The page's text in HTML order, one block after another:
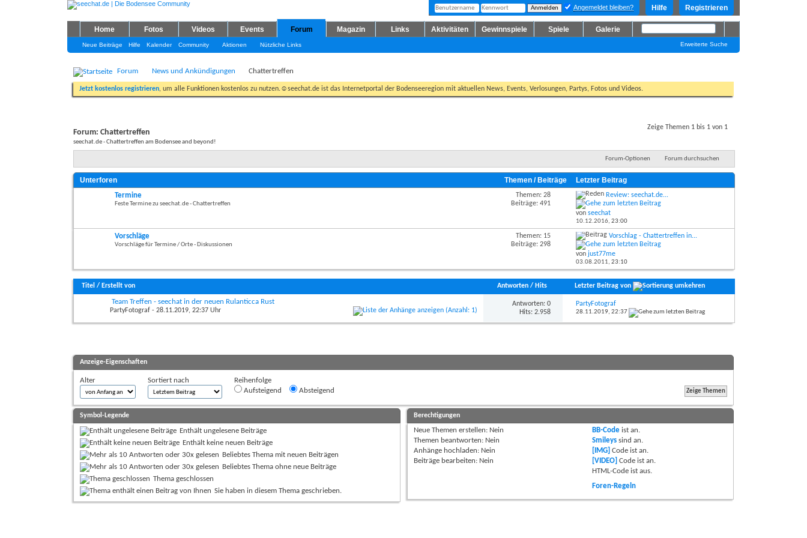
Registrieren
Hilfe
Angemeldet bleiben?
Home Fotos Videos Events Forum
Neue Beiträge Hilfe Kalender Community Aktionen Nützliche Links
Magazin Links Aktivitäten Gewinnspiele Spiele Galerie
Erweiterte Suche
Forum News und Ankündigungen Chattertreffen
Jetzt kostenlos registrieren, um alle Funktionen kostenlos zu nutzen.☺seechat.de ist das Internetportal der Bodenseeregion mit aktuellen News, Events, Verlosungen, Partys, Fotos und Videos.
Zeige Themen 1 bis 1 von 1
Forum: Chattertreffen
seechat.de - Chattertreffen am Bodensee and beyond!
Forum-Optionen Forum durchsuchen
Unterforen Themen / Beiträge Letzter Beitrag
Termine
Feste Termine zu seechat.de - Chattertreffen
Themen: 28
Beiträge: 491
Review: seechat.de...
von seechat
10.12.2016, 23:00
Vorschläge
Vorschläge für Termine / Orte - Diskussionen
Themen: 15
Beiträge: 298
Vorschlag - Chattertreffen in...
von just77me
03.08.2011, 23:10
Titel / Erstellt von Antworten / Hits Letzter Beitrag von
Team Treffen - seechat in der neuen Rulanticca Rust
PartyFotograf - 28.11.2019, 22:37 Uhr
Antworten: 0
Hits: 2.958
PartyFotograf
28.11.2019, 22:37
Anzeige-Eigenschaften
Alter Sortiert nach
Reihenfolge
Aufsteigend
Absteigend
Symbol-Legende
Enthält ungelesene Beiträge
Enthält keine neuen Beiträge
Beliebtes Thema mit neuen Beiträgen
Beliebtes Thema ohne neue Beiträge
Thema geschlossen
Sie haben in diesem Thema geschrieben.
Berechtigungen
Neue Themen erstellen: Nein
Themen beantworten: Nein
Anhänge hochladen: Nein
Beiträge bearbeiten: Nein
BB-Code istan.
Smileys sindan.
[IMG] Code istan.
[VIDEO] Code istan.
HTML-Code istaus.
Foren-Regeln